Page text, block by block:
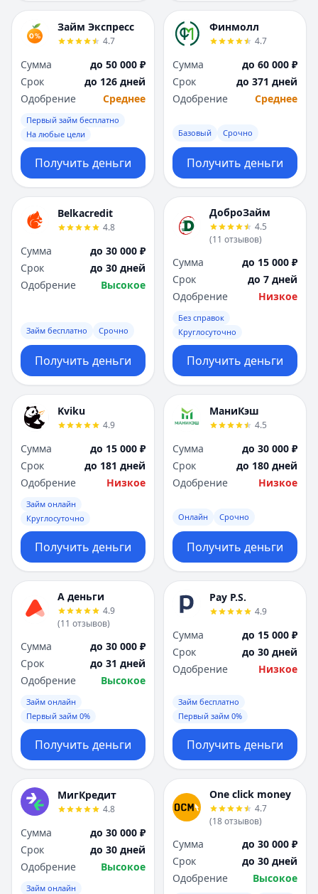
Займ Экспресс
4.7
Сумма
до 50 000 ₽
Срок
до 126 дней
Одобрение
Среднее
Первый займ бесплатно
На любые цели
Получить деньги
Финмолл
4.7
Сумма
до 60 000 ₽
Срок
до 371 дней
Одобрение
Среднее
Базовый Срочно
Получить деньги
Belkacredit
4.8
Сумма
до 30 000 ₽
Срок
до 30 дней
Одобрение
Высокое
Займ бесплатно Срочно
Получить деньги
ДоброЗайм
4.5
(11 отзывов)
Сумма
до 15 000 ₽
Срок
до 7 дней
Одобрение
Низкое
Без справок
Круглосуточно
Получить деньги
Kviku
4.9
Сумма
до 15 000 ₽
Срок
до 181 дней
Одобрение
Низкое
Займ онлайн
Круглосуточно
Получить деньги
МаниКэш
4.5
Сумма
до 30 000 ₽
Срок
до 180 дней
Одобрение
Низкое
Онлайн Срочно
Получить деньги
А деньги
4.9
(11 отзывов)
Сумма
до 30 000 ₽
Срок
до 31 дней
Одобрение
Высокое
Займ онлайн
Первый займ 0%
Получить деньги
Pay P.S.
4.9
Сумма
до 15 000 ₽
Срок
до 30 дней
Одобрение
Низкое
Займ бесплатно
Первый займ 0%
Получить деньги
МигКредит
4.8
Сумма
до 30 000 ₽
Срок
до 30 дней
Одобрение
Высокое
Займ онлайн
One click money
4.7
(18отзывов)
Сумма
до 30 000 ₽
Срок
до 30 дней
Одобрение
Высокое